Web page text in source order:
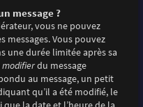
message ?
vous ne pouvez
Vous pouvez
une durée limitée après sa
modifierdu message
au message, un petit
qu’il a été modifié, le